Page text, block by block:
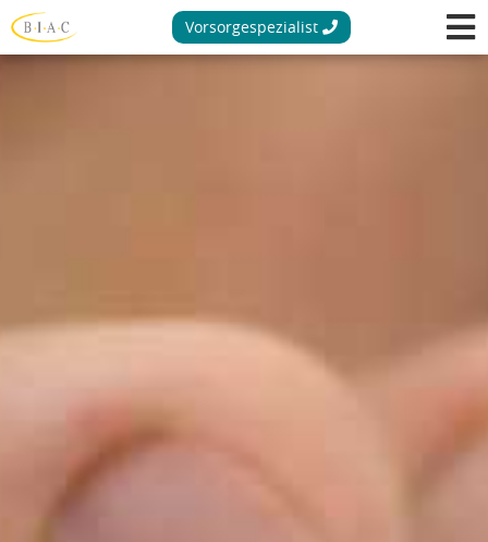
Vorsorgespezialist